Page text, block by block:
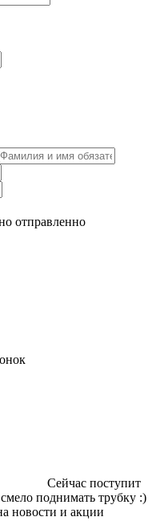
отправленно
Сейчас поступит
поднимать трубку :)
новости и акции